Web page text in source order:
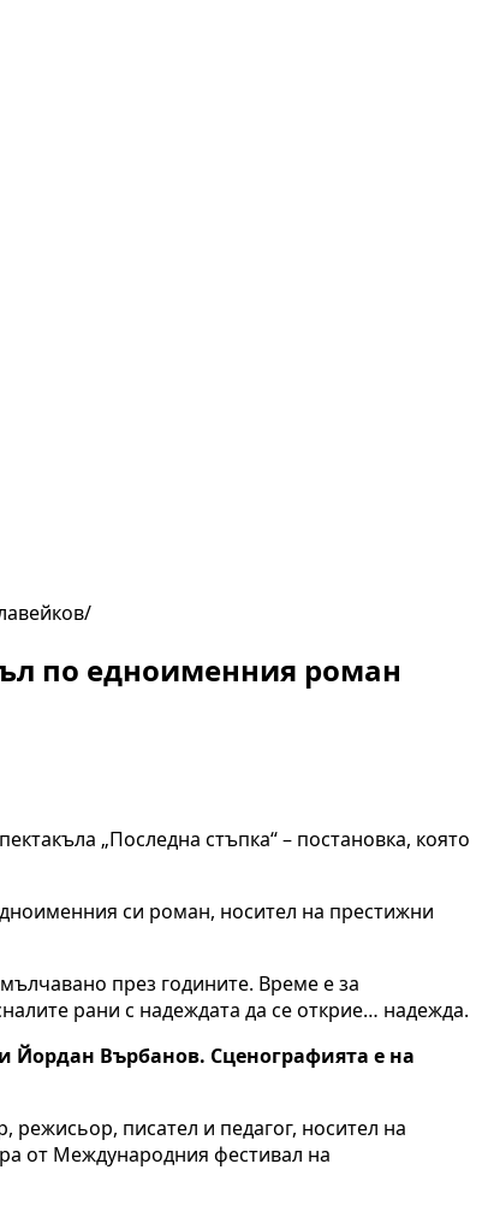
по едноименния роман
„Последна стъпка“ – постановка, която
си роман, носител на престижни
през годините. Време е за
рани с надеждата да се открие… надежда.
Йордан Върбанов. Сценографията е на
режисьор, писател и педагог, носител на
от Международния фестивал на